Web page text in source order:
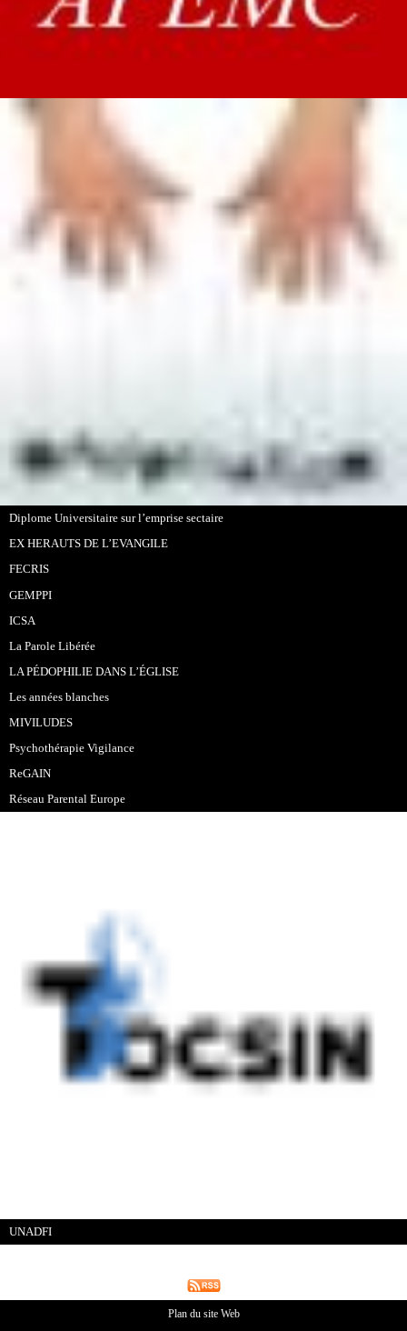
Diplome Universitaire sur l’emprise sectaire
EX HERAUTS DE L’EVANGILE
FECRIS
GEMPPI
ICSA
La Parole Libérée
LA PÉDOPHILIE DANS L’ÉGLISE
Les années blanches
MIVILUDES
Psychothérapie Vigilance
ReGAIN
Réseau Parental Europe
UNADFI
Plan du site Web